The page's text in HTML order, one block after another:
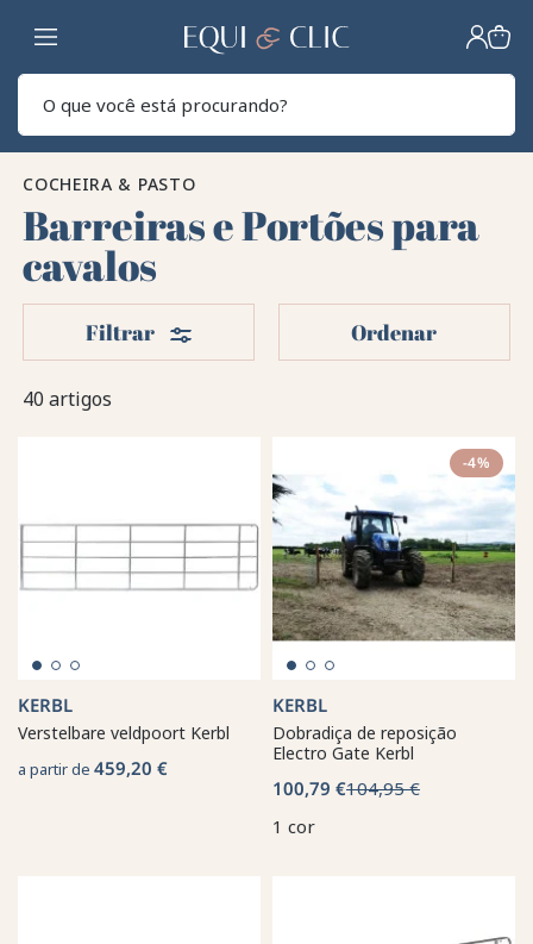
Lar
COCHEIRA & PASTO
Barreiras e Portões para
cavalos
40 artigos
Filtrar Filters Ordenar
KERBL
Verstelbare veldpoort Kerbl
a partir de 459,20 €
-4%
KERBL
Dobradiça de reposição
Electro Gate Kerbl
100,79 €104,95 €
1 cor